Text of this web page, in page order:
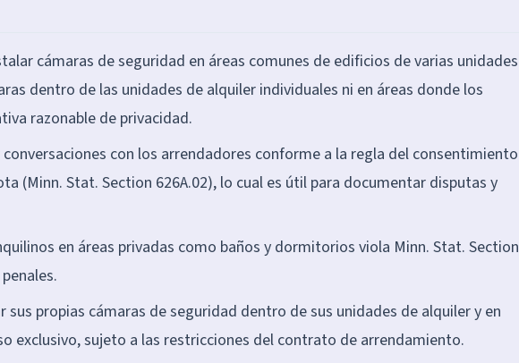
cámaras de seguridad en áreas comunes de edificios de varias unidades
dentro de las unidades de alquiler individuales ni en áreas donde los
razonable de privacidad.
con los arrendadores conforme a la regla del consentimiento
(Minn. Stat. Section 626A.02), lo cual es útil para documentar disputas y
en áreas privadas como baños y dormitorios viola Minn. Stat. Section
sus propias cámaras de seguridad dentro de sus unidades de alquiler y en
exclusivo, sujeto a las restricciones del contrato de arrendamiento.